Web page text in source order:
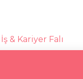
İş & Kariyer Falı